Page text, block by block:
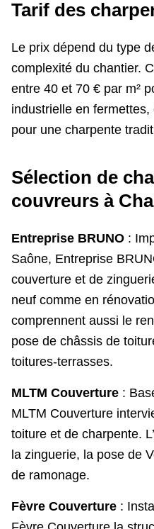
Tarif des
Le prix dépend du type
complexité du chantier.
entre 40 et 70 € par m²
industrielle en
pour une charpente
Sélection de
couvreurs à
Entreprise BRUNO :
Saône, Entreprise
couverture et de
neuf comme en
comprennent aussi le
pose de châssis de
toitures-terrasses.
MLTM Couverture :
MLTM Couverture
toiture et de charpente.
la zinguerie, la pose de
de ramonage.
Fèvre Couverture :